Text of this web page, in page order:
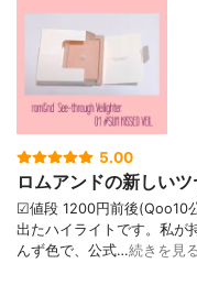
5.00
ロムアンドの新しいツ
☑︎値段 1200円前後(Qoo10
出たハイライトです。私が
んず色で、公式…続きを見